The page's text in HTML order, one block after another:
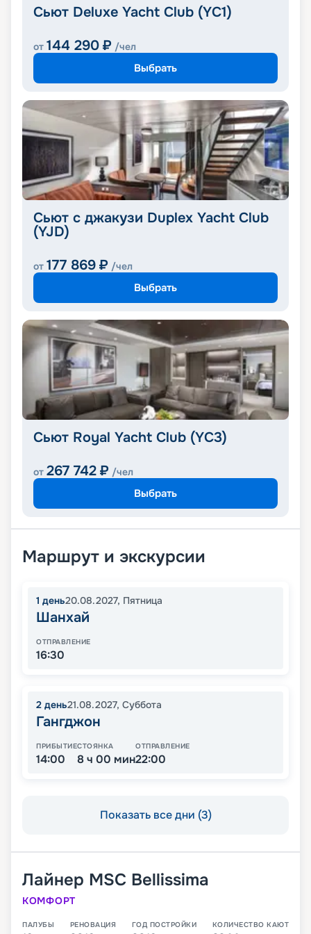
Сьют Deluxe Yacht Club (YC1)
от 144 290 ₽ /чел
Выбрать
Сьют с джакузи Duplex Yacht Club
(YJD)
от 177 869 ₽ /чел
Выбрать
Сьют Royal Yacht Club (YC3)
от 267 742 ₽ /чел
Выбрать
Маршрут и экскурсии
1 день20.08.2027, Пятница
Шанхай
ОТПРАВЛЕНИЕ
16:30
2 день21.08.2027, Суббота
Гангджон
ПРИБЫТИЕ
14:00
СТОЯНКА
8 ч 00 мин
ОТПРАВЛЕНИЕ
22:00
Показать все дни (3)
Лайнер MSC Bellissima
КОМФОРТ
ПАЛУБЫ РЕНОВАЦИЯ ГОД ПОСТРОЙКИ КОЛИЧЕСТВО КАЮТ